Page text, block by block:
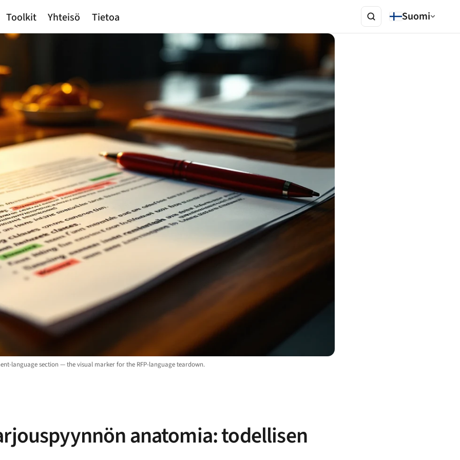
Toolkit Yhteisö Tietoa Suomi
language section — the visual marker for the RFP-language teardown.
anatomia: todellisen